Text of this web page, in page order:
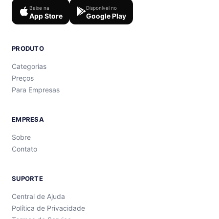
Baixe na
App Store
Disponível no
Google Play
PRODUTO
Categorias
Preços
Para Empresas
EMPRESA
Sobre
Contato
SUPORTE
Central de Ajuda
Política de Privacidade